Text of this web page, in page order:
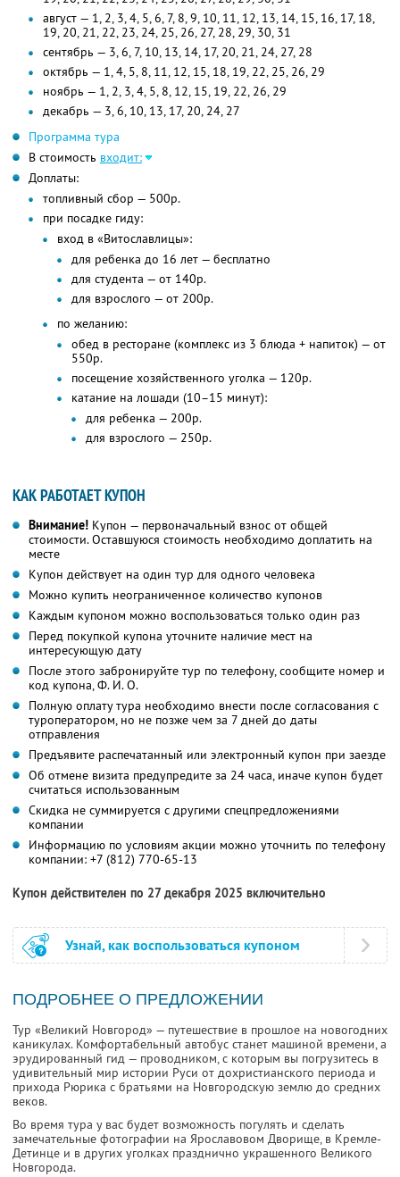
август — 1, 2, 3, 4, 5, 6, 7, 8, 9, 10, 11, 12, 13, 14, 15, 16, 17, 18,
19, 20, 21, 22, 23, 24, 25, 26, 27, 28, 29, 30, 31
сентябрь — 3, 6, 7, 10, 13, 14, 17, 20, 21, 24, 27, 28
октябрь — 1, 4, 5, 8, 11, 12, 15, 18, 19, 22, 25, 26, 29
ноябрь — 1, 2, 3, 4, 5, 8, 12, 15, 19, 22, 26, 29
декабрь — 3, 6, 10, 13, 17, 20, 24, 27
Программа тура
В стоимость входит:
Доплаты:
топливный сбор — 500р.
при посадке гиду:
вход в «Витославлицы»:
для ребенка до 16 лет — бесплатно
для студента — от 140р.
для взрослого — от 200р.
по желанию:
обед в ресторане (комплекс из 3 блюда + напиток) — от
550р.
посещение хозяйственного уголка — 120р.
катание на лошади (10–15 минут):
для ребенка — 200р.
для взрослого — 250р.
КАК РАБОТАЕТ КУПОН
Внимание! Купон — первоначальный взнос от общей
стоимости. Оставшуюся стоимость необходимо доплатить на
месте
Купон действует на один тур для одного человека
Можно купить неограниченное количество купонов
Каждым купоном можно воспользоваться только один раз
Перед покупкой купона уточните наличие мест на
интересующую дату
После этого забронируйте тур по телефону, сообщите номер и
код купона,Ф. И. О.
Полную оплату тура необходимо внести после согласования с
туроператором, но не позже чем за 7 дней до даты
отправления
Предъявите распечатанный или электронный купон при заезде
Об отмене визита предупредите за 24 часа, иначе купон будет
считаться использованным
Скидка не суммируется с другими спецпредложениями
компании
Информацию по условиям акции можно уточнить по телефону
компании: +7 (812) 770-65-13
Купон действителен по 27 декабря 2025 включительно
Узнай, как воспользоваться купоном
ПОДРОБНЕЕ О ПРЕДЛОЖЕНИИ
Тур «Великий Новгород» — путешествие в прошлое на новогодних
каникулах. Комфортабельный автобус станет машиной времени, а
эрудированный гид — проводником, с которым вы погрузитесь в
удивительный мир истории Руси от дохристианского периода и
прихода Рюрика с братьями на Новгородскую землю до средних
веков.
Во время тура у вас будет возможность погулять и сделать
замечательные фотографии на Ярославовом Дворище, в Кремле-
Детинце и в других уголках празднично украшенного Великого
Новгорода.